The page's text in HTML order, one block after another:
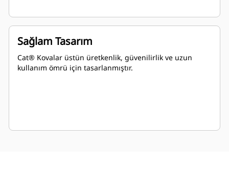
Sağlam Tasarım
Cat® Kovalar üstün üretkenlik, güvenilirlik ve uzun
kullanım ömrü için tasarlanmıştır.